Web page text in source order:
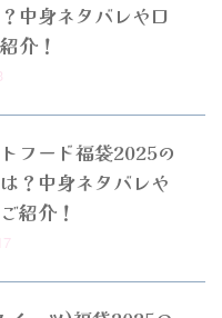
中身ネタバレや口
介！
フード福袋2025の
？中身ネタバレや
紹介！